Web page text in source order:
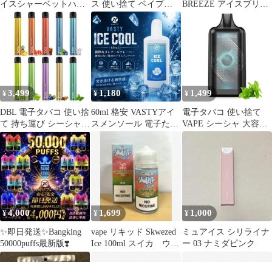
イスシャーベットハッ
ト PCM冷却パッド
ス 使い捨て ベイプ
15000回
BREEZE アイスブリー
ズ ボディソープ クール
パインの香り 1000ml
¥ 3,499
DBL 電子タバコ 使い捨
て 持ち運び シーシャ
10本入り 15000回吸引
可能 VAPE ベイプ 大容
量 禁煙パイポ 爆煙 水
蒸気タバコ 禁煙サポー
ト ニコチンなし タール
なし STICK ZEROシリ
ーズ
¥1,180
60ml 格安 VASTYアイ
スメンソール 電子たば
¥ 1,499
電子タバコ 使い捨て
VAPE シーシャ 大容量
30000回吸引 爆煙 メン
ソール Type-C充電式 ベ
イプ 持ち運び便利 ニコ
体 X-SPACE
¥4,000
✨️即日発送✨️Bangking
50000puffs最新版❣️
¥ 1,699
vape リキッド Skwezed
Ice 100ml スイカ ウォ
¥ 1,000
ミュアイス シリライナ
ー 03 ナミダピンク